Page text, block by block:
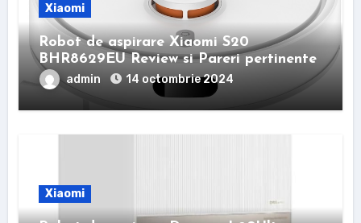
Xiaomi
Robot de aspirare Xiaomi S20
BHR8629EU Review si Pareri pertinente
admin 14 octombrie 2024
Xiaomi